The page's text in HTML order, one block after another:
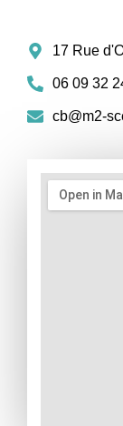
17 Rue
06 09 32
cb@m2-